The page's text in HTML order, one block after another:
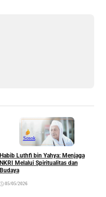
Sosok
Habib Luthfi bin Yahya: Menjaga
NKRI Melalui Spiritualitas dan
Budaya
05/05/2026